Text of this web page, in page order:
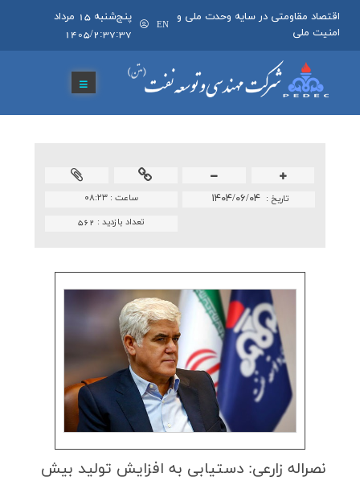
اقتصاد مقاومتی در سایه وحدت ملی و
امنیت ملی
EN
پنج‌شنبه 15 مرداد
1405/2:37:37
ساعت :۰۸:۲۳ تاريخ : ۱۴۰۴/۰۶/۰۴
تعداد بازدید : 562
نصراله زارعی: دستیابی به افزایش تولید بیش